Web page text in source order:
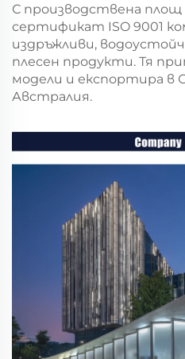
С производствена площ
сертификат ISO 9001
издръжливи,
плесен продукти. Тя
модели и експортира в
Австралия.